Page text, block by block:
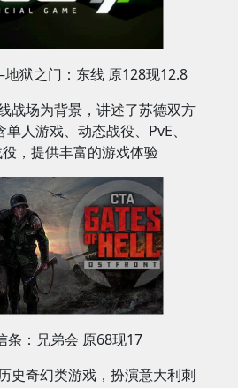
狱之门：东线 原128现12.8
战场为背景，讲述了苏德双方
人游戏、动态战役、PvE、
，提供丰富的游戏体验‌
条：兄弟会 原68现17
史奇幻类游戏，扮演意大利刺